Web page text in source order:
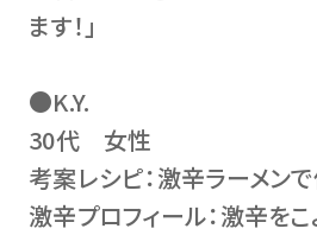
ます！」
●K.Y.
30代 女性
考案レシピ：激辛ラーメン
激辛プロフィール：激辛を